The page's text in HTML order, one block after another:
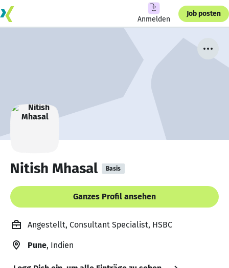
Anmelden
Job posten
Nitish Mhasal Basis
Ganzes Profil ansehen
Angestellt, Consultant Specialist, HSBC
Pune, Indien